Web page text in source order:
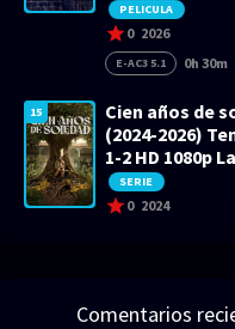
PELICULA
0 2026
E-AC3 5.1 0h 30m
15
Cien años de
(2024-2026)
1-2 HD 1080p
SERIE
0 2024
Comentarios